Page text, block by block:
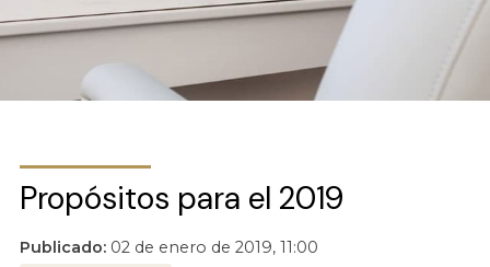
Propósitos para el 2019
Publicado: 02 de enero de 2019, 11:00